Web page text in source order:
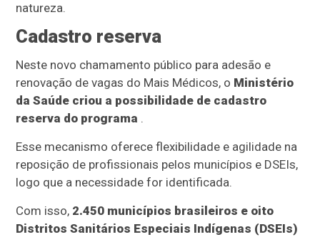
natureza.
Cadastro reserva
Neste novo chamamento público para adesão e
renovação de vagas do Mais Médicos, o Ministério
da Saúde criou a possibilidade de cadastro
reserva do programa .
Esse mecanismo oferece flexibilidade e agilidade na
reposição de profissionais pelos municípios e DSEIs,
logo que a necessidade for identificada.
Com isso, 2.450 municípios brasileiros e oito
Distritos Sanitários Especiais Indígenas (DSEIs)